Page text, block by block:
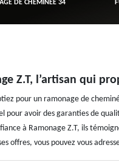
DE CHEMINÉE 34
Z.T, l’artisan qui
pour un ramonage de
pour avoir des garanties de
à Ramonage Z.T, ils
offres, vous pouvez vous